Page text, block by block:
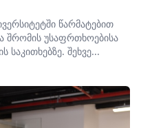
წარმატებით
შრომის უსაფრთხოებისა
შეხვე...